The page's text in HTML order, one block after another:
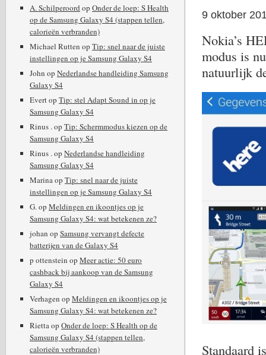
9 oktober
Nokia’s
modus is
natuurlijk
Standaard
A. Schilperoord op Onder de loep: S Health
op de Samsung Galaxy S4 (stappen tellen,
calorieën verbranden)
Michael Rutten op Tip: snel naar de juiste
instellingen op je Samsung Galaxy S4
John op Nederlandse handleiding Samsung
Galaxy S4
Evertop Tip: stel Adapt Sound in op je
Samsung Galaxy S4
Rinus .op Tip: Schermmodus kiezen op de
Samsung Galaxy S4
Rinus .op Nederlandse handleiding
Samsung Galaxy S4
Marinaop Tip: snel naar de juiste
instellingen op je Samsung Galaxy S4
G.op Meldingen en ikoontjes op je
Samsung Galaxy S4: wat betekenen ze?
johan op Samsung vervangt defecte
batterijen van de Galaxy S4
p ottenstein op Meer actie: 50 euro
cashback bij aankoop van de Samsung
Galaxy S4
Verhagen op Meldingen en ikoontjes op je
Samsung Galaxy S4: wat betekenen ze?
Riettaop Onder de loep: S Health op de
Samsung Galaxy S4 (stappen tellen,
calorieën verbranden)